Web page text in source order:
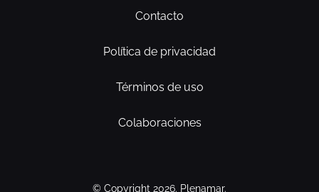
Contacto
Política de privacidad
Términos de uso
Colaboraciones
© Copyright 2026. Plenamar.